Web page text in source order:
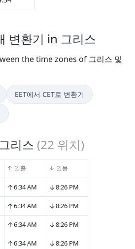
변환기 in 그리스
the time zones of 그리스 및
EET에서 CET로 변환기
리스 (22 위치)
↑ 일출 ↓ 일몰
↑6:34 AM ↓8:26 PM
↑6:34 AM ↓8:26 PM
↑6:34 AM ↓8:26 PM
↑6:34 AM ↓8:26 PM